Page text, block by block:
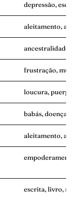
depressão,
aleitamento,
ancestralidade,
frustração,
loucura,
babás, doença,
aleitamento, avó,
escrita, livro,